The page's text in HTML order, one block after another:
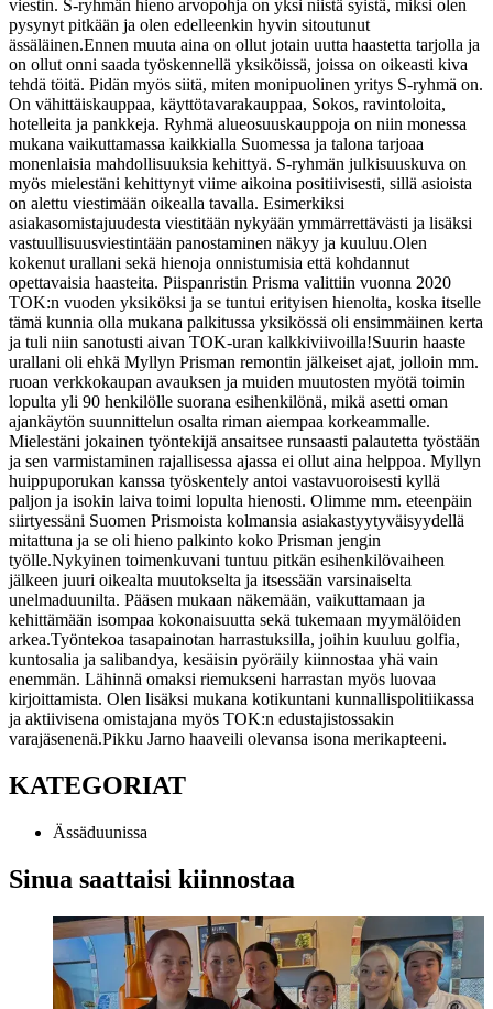
viestin. S-ryhmän hieno arvopohja on yksi niistä syistä, miksi olen
pysynyt pitkään ja olen edelleenkin hyvin sitoutunut
ässäläinen.Ennen muuta aina on ollut jotain uutta haastetta tarjolla ja
on ollut onni saada työskennellä yksiköissä, joissa on oikeasti kiva
tehdä töitä. Pidän myös siitä, miten monipuolinen yritys S-ryhmä on.
On vähittäiskauppaa, käyttötavarakauppaa, Sokos, ravintoloita,
hotelleita ja pankkeja. Ryhmä alueosuuskauppoja on niin monessa
mukana vaikuttamassa kaikkialla Suomessa ja talona tarjoaa
monenlaisia mahdollisuuksia kehittyä. S-ryhmän julkisuuskuva on
myös mielestäni kehittynyt viime aikoina positiivisesti, sillä asioista
on alettu viestimään oikealla tavalla. Esimerkiksi
asiakasomistajuudesta viestitään nykyään ymmärrettävästi ja lisäksi
vastuullisuusviestintään panostaminen näkyy ja kuuluu.Olen
kokenut urallani sekä hienoja onnistumisia että kohdannut
opettavaisia haasteita. Piispanristin Prisma valittiin vuonna 2020
TOK:n vuoden yksiköksi ja se tuntui erityisen hienolta, koska itselle
tämä kunnia olla mukana palkitussa yksikössä oli ensimmäinen kerta
ja tuli niin sanotusti aivan TOK-uran kalkkiviivoilla!Suurin haaste
urallani oli ehkä Myllyn Prisman remontin jälkeiset ajat, jolloin mm.
ruoan verkkokaupan avauksen ja muiden muutosten myötä toimin
lopulta yli 90 henkilölle suorana esihenkilönä, mikä asetti oman
ajankäytön suunnittelun osalta riman aiempaa korkeammalle.
Mielestäni jokainen työntekijä ansaitsee runsaasti palautetta työstään
ja sen varmistaminen rajallisessa ajassa ei ollut aina helppoa. Myllyn
huippuporukan kanssa työskentely antoi vastavuoroisesti kyllä
paljon ja isokin laiva toimi lopulta hienosti. Olimme mm. eteenpäin
siirtyessäni Suomen Prismoista kolmansia asiakastyytyväisyydellä
mitattuna ja se oli hieno palkinto koko Prisman jengin
työlle.Nykyinen toimenkuvani tuntuu pitkän esihenkilövaiheen
jälkeen juuri oikealta muutokselta ja itsessään varsinaiselta
unelmaduunilta. Pääsen mukaan näkemään, vaikuttamaan ja
kehittämään isompaa kokonaisuutta sekä tukemaan myymälöiden
arkea.Työntekoa tasapainotan harrastuksilla, joihin kuuluu golfia,
kuntosalia ja salibandya, kesäisin pyöräily kiinnostaa yhä vain
enemmän. Lähinnä omaksi riemukseni harrastan myös luovaa
kirjoittamista. Olen lisäksi mukana kotikuntani kunnallispolitiikassa
ja aktiivisena omistajana myös TOK:n edustajistossakin
varajäsenenä.Pikku Jarno haaveili olevansa isona merikapteeni.
KATEGORIAT
Ässäduunissa
Sinua saattaisi kiinnostaa